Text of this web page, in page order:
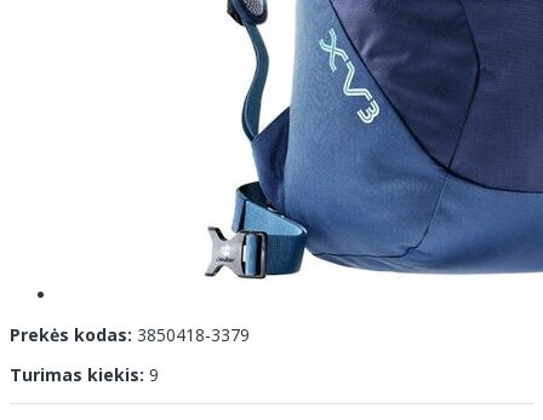
Prekės kodas: 3850418-3379
Turimas kiekis: 9